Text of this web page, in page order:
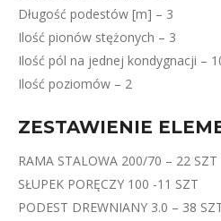
Długość podestów [m] – 3
Ilość pionów stężonych – 3
Ilość pól na jednej kondygnacji –
Ilość poziomów – 2
ZESTAWIENIE
RAMA STALOWA 200/70 – 22 SZT
SŁUPEK PORĘCZY 100 -11 SZT
PODEST DREWNIANY 3.0 – 38